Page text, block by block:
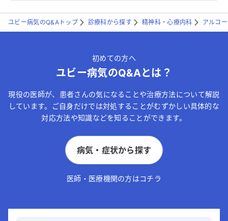
ユビー病気のQ&Aトップ 診療科から探す 精神科・心療内科 アルコ
初めての方へ
ユビー病気のQ&Aとは？
現役の医師が、患者さんの気になることや治療方法について解説
しています。ご自身だけでは対処することがむずかしい具体的な
対応方法や知識などを知ることができます。
病気・症状から探す
医師・医療機関の方はコチラ